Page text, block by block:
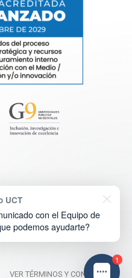
VER TÉRMINOS Y CONDICIONES
1
UCT
con el Equipo de
podemos ayudarte?